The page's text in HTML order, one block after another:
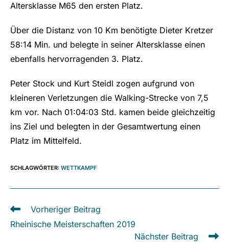
Altersklasse M65 den ersten Platz.
Über die Distanz von 10 Km benötigte Dieter Kretzer
58:14 Min. und belegte in seiner Altersklasse einen
ebenfalls hervorragenden 3. Platz.
Peter Stock und Kurt Steidl zogen aufgrund von
kleineren Verletzungen die Walking-Strecke von 7,5
km vor. Nach 01:04:03 Std. kamen beide gleichzeitig
ins Ziel und belegten in der Gesamtwertung einen
Platz im Mittelfeld.
SCHLAGWÖRTER: WETTKAMPF
Weitere
ansehen
Vorheriger Beitrag
Rheinische Meisterschaften 2019
Nächster Beitrag